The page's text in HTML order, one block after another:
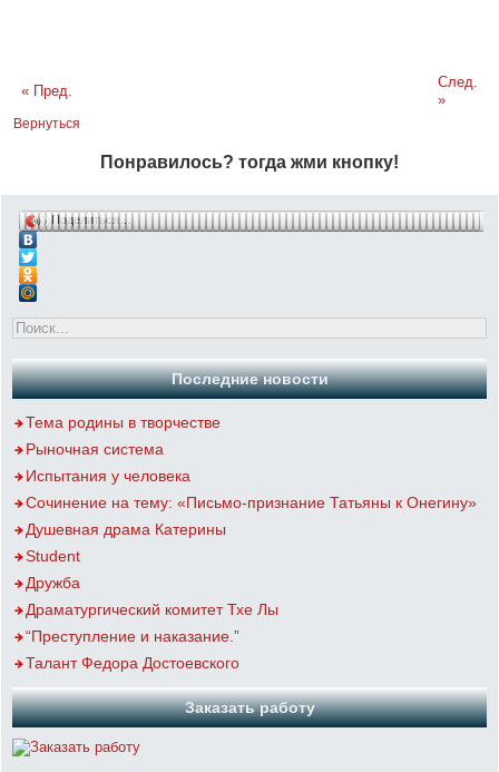
« Пред.
След.
»
Вернуться
Понравилось? тогда жми кнопку!
Поделиться…
Последние новости
Тема родины в творчестве
Рыночная система
Испытания у человека
Сочинение на тему: «Письмо-признание Татьяны к Онегину»
Душевная драма Катерины
Student
Дружба
Драматургический комитет Тхе Лы
“Преступление и наказание.”
Талант Федора Достоевского
Заказать работу